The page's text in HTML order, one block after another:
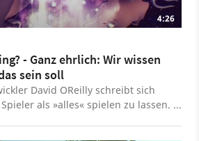
4:26
- Ganz ehrlich: Wir wissen
sein soll
David OReilly schreibt sich
als »alles« spielen zu lassen.